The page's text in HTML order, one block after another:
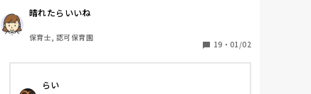
周りの職員は、勤続10年以上から何十年という先生が
ほとんどです。
保護者子どもの愚痴悪口が多く、
子どもの前でも
仕方ないよね
晴れたらいいね
保育士, 認可保育園
19 ・ 01/02
らい